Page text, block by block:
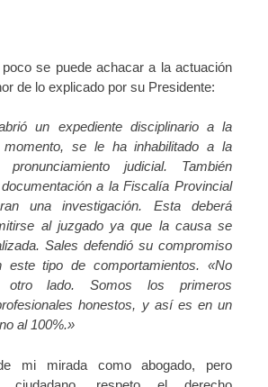
se puede achacar a la actuación
de lo explicado por su Presidente:
un expediente disciplinario a la
se le ha inhabilitado a la
judicial. También
a la Fiscalía Provincial
una investigación. Esta deberá
al juzgado ya que la causa se
Sales defendió su compromiso
este tipo de comportamientos. «No
otro lado. Somos los primeros
honestos, y así es en un
al 100%.»
mi mirada como abogado, pero